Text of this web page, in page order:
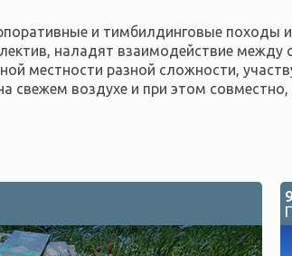
и тимбилдинговые походы
наладят взаимодействие
местности разной сложности,
свежем воздухе и при этом